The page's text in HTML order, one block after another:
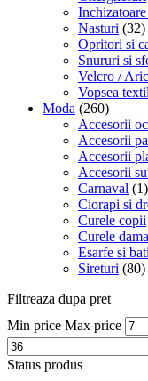
Nasturi (32)
Opritori si
Snururi si
Velcro /
Vopsea
Moda (260)
Accesorii
Accesorii
Accesorii
Accesorii
Carnaval (1)
Ciorapi si
Curele copii
Curele dama
Esarfe si
Sireturi (80)
Filtreaza dupa pret
Min price Max price
Status produs